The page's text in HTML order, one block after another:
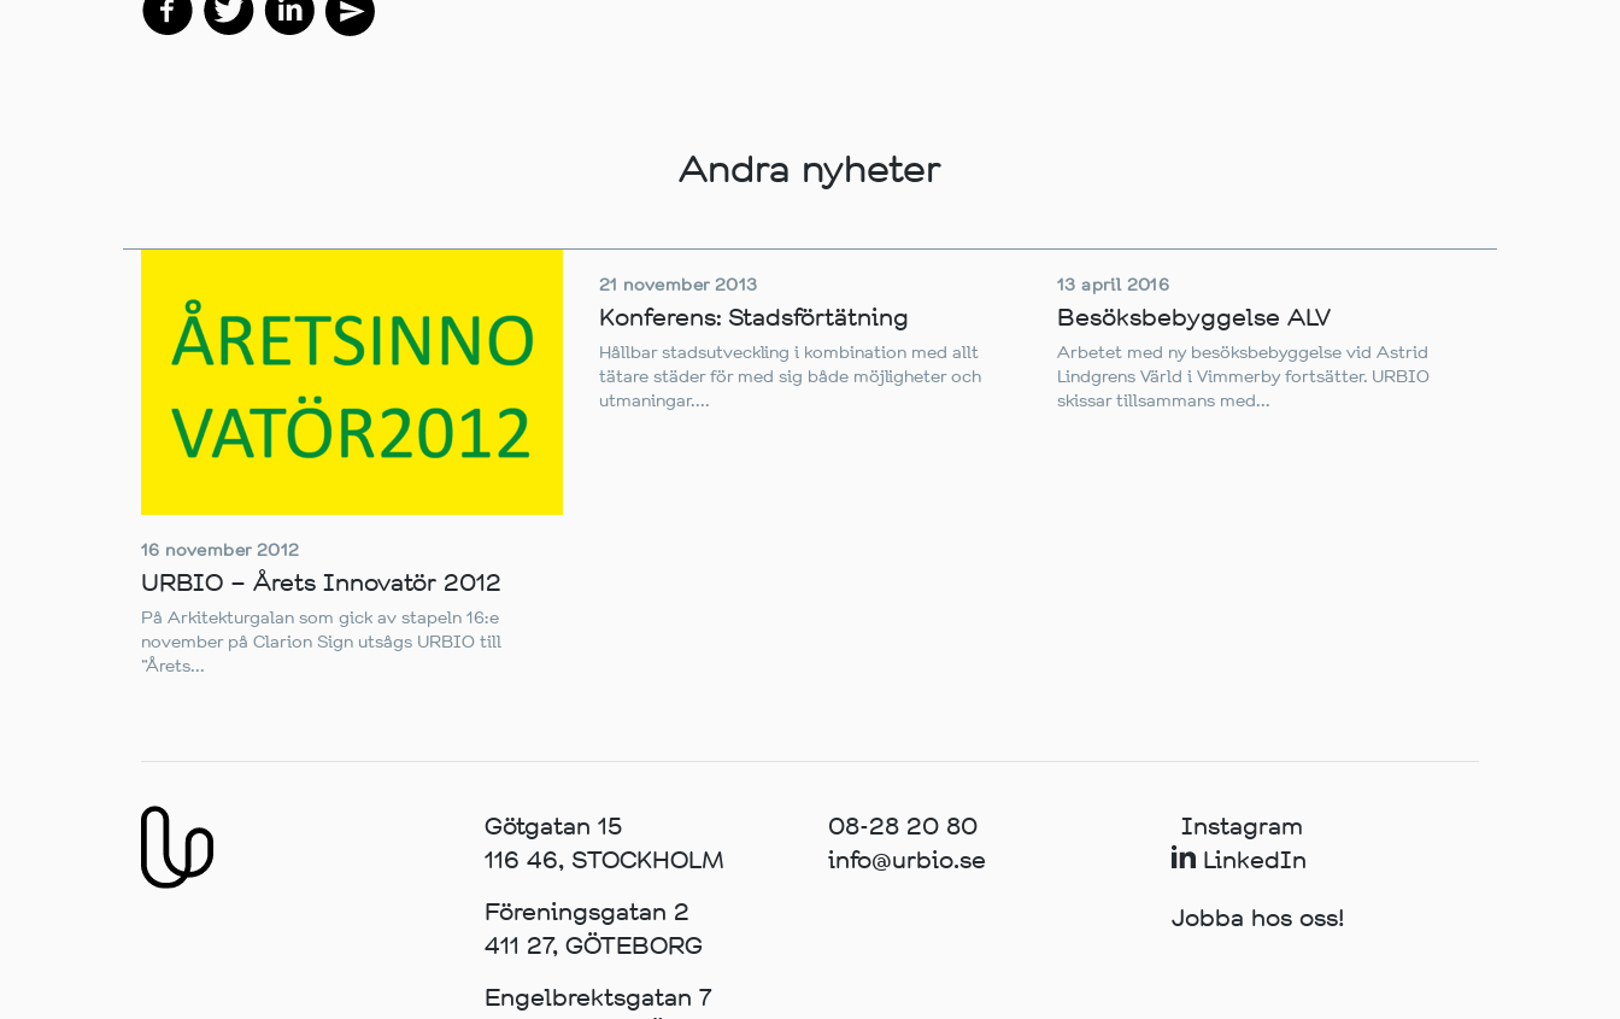
Andra nyheter
16 november 2012
URBIO – Årets Innovatör 2012
På Arkitekturgalan som gick av stapeln 16:e
november på Clarion Sign utsågs URBIO till
”Årets...
21 november 2013
Konferens: Stadsförtätning
Hållbar stadsutveckling i kombination med allt
tätare städer för med sig både möjligheter och
utmaningar....
13 april 2016
Besöksbebyggelse ALV
Arbetet med ny besöksbebyggelse vid Astrid
Lindgrens Värld i Vimmerby fortsätter. URBIO
skissar tillsammans med...
Götgatan 15
116 46, STOCKHOLM
Föreningsgatan 2
411 27, GÖTEBORG
Engelbrektsgatan 7
08-28 20 80
info@urbio.se
Instagram
LinkedIn
Jobba hos oss!